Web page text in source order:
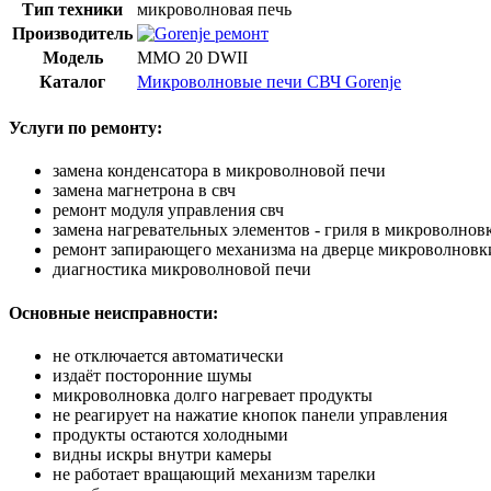
Тип техники
микроволновая печь
Производитель
Модель
MMO 20 DWII
Каталог
Микроволновые печи СВЧ Gorenje
Услуги по ремонту:
замена конденсатора в микроволновой печи
замена магнетрона в свч
ремонт модуля управления свч
замена нагревательных элементов - гриля в
ремонт запирающего механизма на дверце
диагностика микроволновой печи
Основные неисправности:
не отключается автоматически
издаёт посторонние шумы
микроволновка долго нагревает продукты
не реагирует на нажатие кнопок панели управления
продукты остаются холодными
видны искры внутри камеры
не работает вращающий механизм тарелки